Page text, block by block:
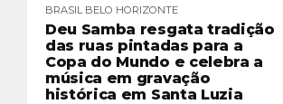
BRASIL BELO HORIZONTE
Deu Samba resgata tradição
das ruas pintadas para a
Copa do Mundo e celebra a
música em gravação
histórica em Santa Luzia